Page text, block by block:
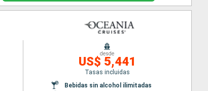
desde
US$ 5,441
Tasas incluidas
Bebidas sin alcohol ilimitadas